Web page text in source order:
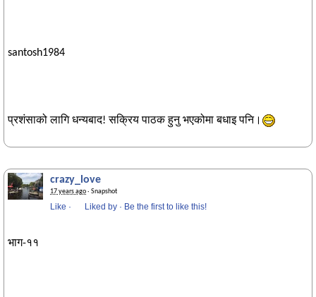
santosh1984
प्रशंसाको लागि धन्यबाद! सक्रिय पाठक हुनु भएकोमा बधाइ पनि।
crazy_love
17 years ago· Snapshot
Like · Liked by · Be the first to like this!
भाग-११